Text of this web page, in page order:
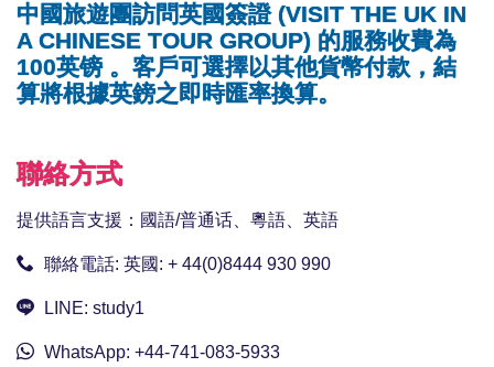
中國旅遊團訪問英國簽證 (VISIT THE UK IN
A CHINESE TOUR GROUP) 的服務收費為
100英镑 。客戶可選擇以其他貨幣付款，結
算將根據英鎊之即時匯率換算。
聯絡方式
提供語言支援：國語/普通话、粵語、英語
聯絡電話: 英國: + 44(0)8444 930 990
LINE: study1
WhatsApp: +44-741-083-5933